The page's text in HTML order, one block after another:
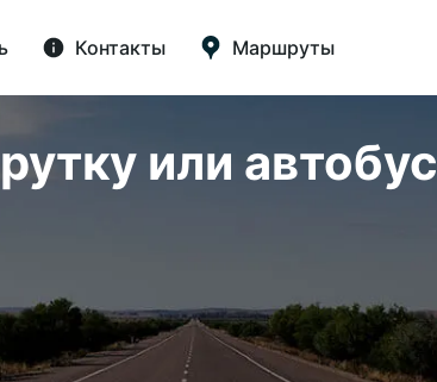
Контакты Маршруты
или автобус